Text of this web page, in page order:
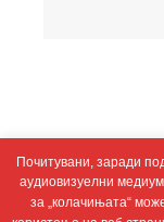
Почитувани, заради
аудиовизуелни
за „колачињата“